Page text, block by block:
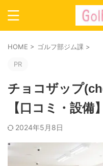
HOME > ゴルフ部ジム課 >
PR
チョコザップ
【口コミ・設備
2024年5月8日